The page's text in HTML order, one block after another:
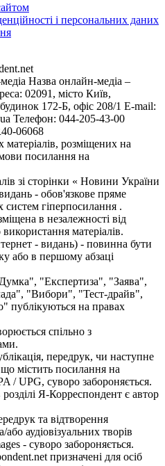
і персональних даних
Назва онлайн-медіа –
02091, місто Київ,
172-Б, офіс 208/1 E-mail:
Телефон: 044-205-43-00
06068
розміщених на
посилання на
зі сторінки « Новини України
- обов'язкове пряме
гіперпосилання .
в незалежності від
матеріалів.
- видань) - повинна бути
або в першому абзаці
"Експертиза", "Заява",
"Вибори", "Тест-драйв",
на правах
спільно з
передрук, чи наступне
містить посилання на
/ UPG, суворо забороняється.
Я-Корреспондент є автор
та відтворення
аудіовізуальних творів
- суворо забороняється.
призначені для осіб